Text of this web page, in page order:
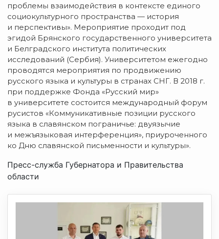
проблемы взаимодействия в контексте единого
социокультурного пространства — история
и перспективы». Мероприятие проходит под
эгидой Брянского государственного университета
и Белградского института политических
исследований (Сербия). Университетом ежегодно
проводятся мероприятия по продвижению
русского языка и культуры в странах СНГ. В 2018 г.
при поддержке Фонда «Русский мир»
в университете состоится международный форум
русистов «Коммуникативные позиции русского
языка в славянском пограничье: двуязычие
и межъязыковая интерференция», приуроченного
ко Дню славянской письменности и культуры».
Пресс-служба Губернатора и Правительства
области